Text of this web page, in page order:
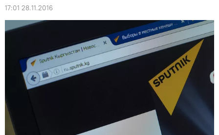
17:01 28.11.2016